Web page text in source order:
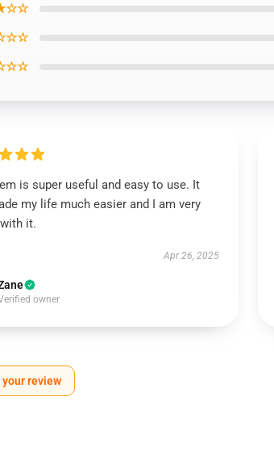
is super useful and easy to use. It
my life much easier and I am very
it.
Apr 26, 2025
owner
your review